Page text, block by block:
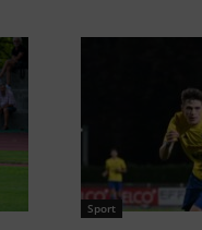
Sport